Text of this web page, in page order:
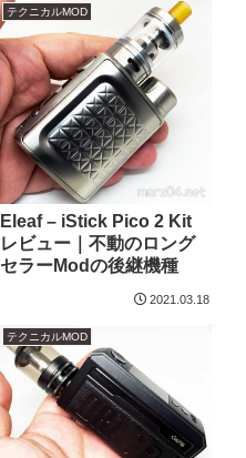
テクニカルMOD
Eleaf – iStick Pico 2 Kit
レビュー｜不動のロング
セラーModの後継機種
2021.03.18
テクニカルMOD